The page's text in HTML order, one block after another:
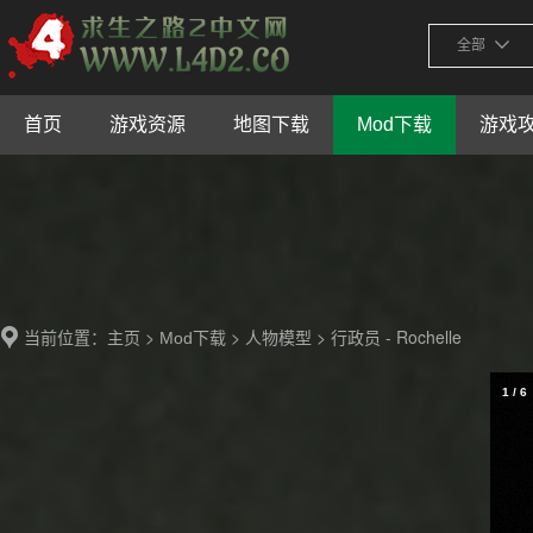
全部
首页 游戏资源 地图下载 Mod下载 游戏
当前位置： 主页 > Mod下载 > 人物模型 > 行政员 - Rochelle
1 / 6